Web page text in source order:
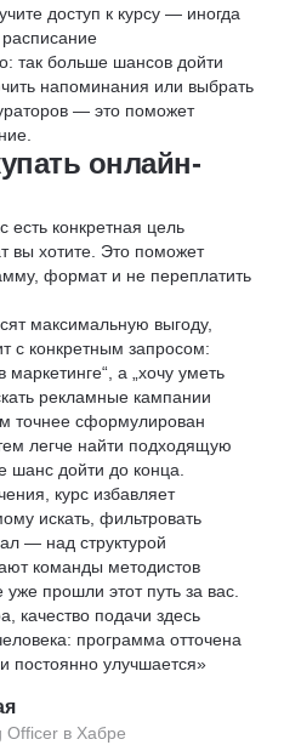
доступ к курсу — иногда
расписание
так больше шансов дойти
напоминания или выбрать
— это поможет
онлайн-
конкретная цель
вы хотите. Это поможет
формат и не переплатить
максимальную выгоду,
с конкретным запросом:
маркетинге“, а „хочу уметь
рекламные кампании
точнее сформулирован
легче найти подходящую
дойти до конца.
курс избавляет
искать, фильтровать
— над структурой
команды методистов
прошли этот путь за вас.
качество подачи здесь
программа отточена
постоянно улучшается»
Officer в Хабре